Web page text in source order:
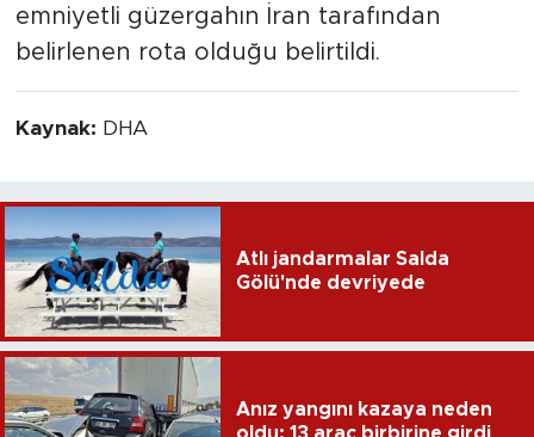
emniyetli güzergahın İran tarafından
belirlenen rota olduğu belirtildi.
Kaynak: DHA
Atlı jandarmalar Salda
Gölü'nde devriyede
Anız yangını kazaya neden